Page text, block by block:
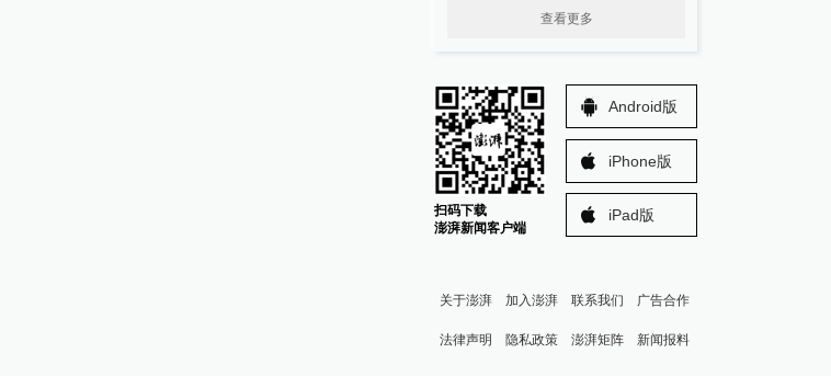
查看更多
扫码下载
澎湃新闻客户端
Android版
iPhone版
iPad版
关于澎湃 加入澎湃 联系我们 广告合作
法律声明 隐私政策 澎湃矩阵 新闻报料